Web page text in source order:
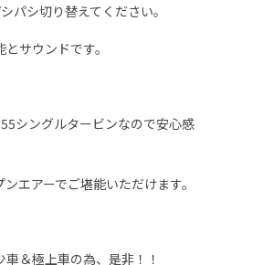
パシ切り替えてください。
サウンドです。
シングルタービンなので安心感
エアーでご堪能いただけます。
＆極上車の為、是非！！